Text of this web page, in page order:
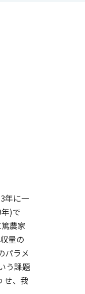
年に一
)で
農家
量の
パラメ
う課題
せ、我